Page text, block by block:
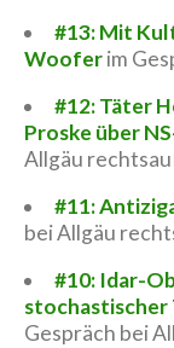
#13: Mit
Wooferim
#12: Täter
Proske über
Allgäu
#11:
bei Allgäu
#10: Idar-
stochastischer
Gespräch bei